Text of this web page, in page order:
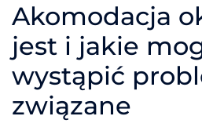
Akomodacja
jest i jakie
wystąpić
związane